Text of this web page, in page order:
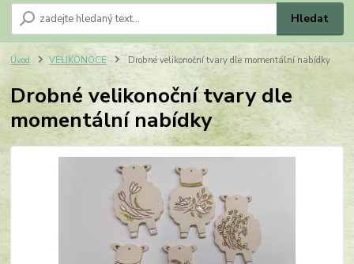
Hledat
Úvod VELIKONOCE Drobné velikonoční tvary dle momentální nabídky
Drobné velikonoční tvary dle
momentální nabídky